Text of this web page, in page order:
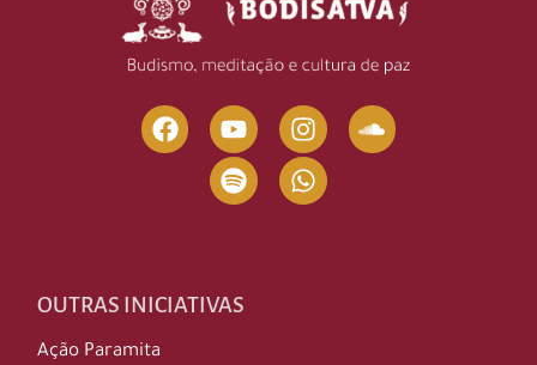
OUTRAS INICIATIVAS
Ação Paramita